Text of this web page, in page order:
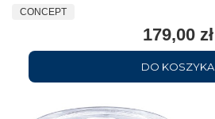
CONCEPT
179,00 zł
DO KOSZYKA